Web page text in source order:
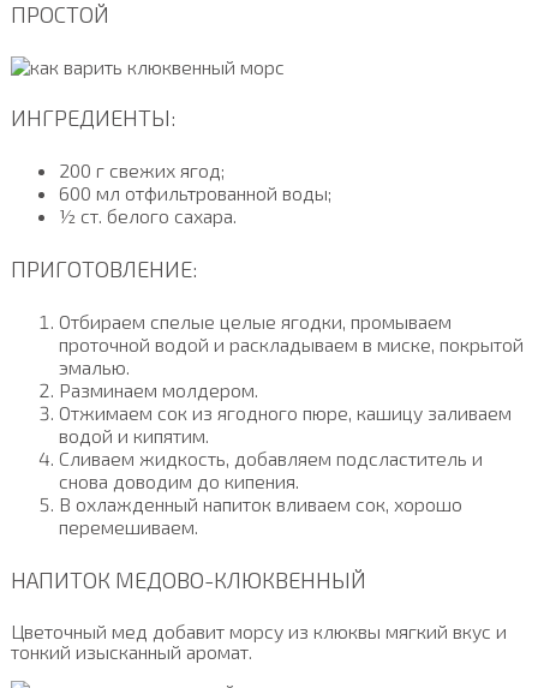
ПРОСТОЙ
ИНГРЕДИЕНТЫ:
200 г свежих ягод;
600 мл отфильтрованной воды;
½ ст. белого сахара.
ПРИГОТОВЛЕНИЕ:
Отбираем спелые целые ягодки, промываем
проточной водой и раскладываем в миске, покрытой
эмалью.
Разминаем молдером.
Отжимаем сок из ягодного пюре, кашицу заливаем
водой и кипятим.
Сливаем жидкость, добавляем подсластитель и
снова доводим до кипения.
В охлажденный напиток вливаем сок, хорошо
перемешиваем.
НАПИТОК МЕДОВО-КЛЮКВЕННЫЙ
Цветочный мед добавит морсу из клюквы мягкий вкус и
тонкий изысканный аромат.